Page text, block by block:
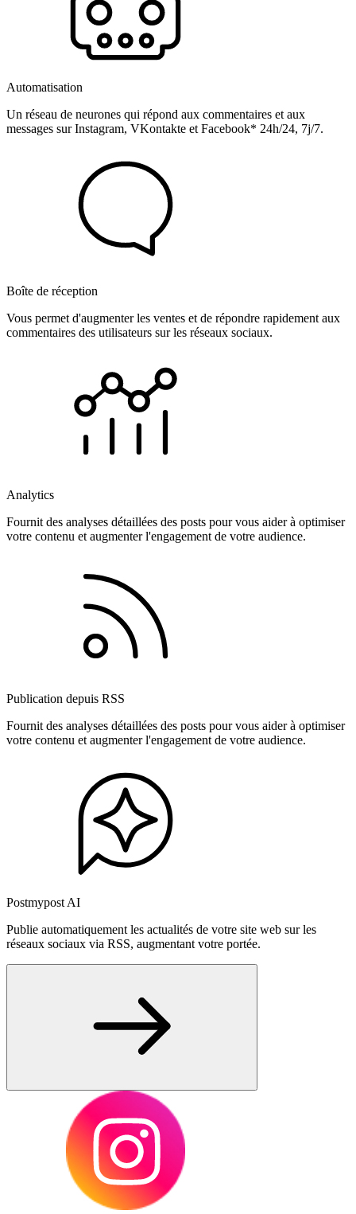
Automatisation
Un réseau de neurones qui répond aux commentaires et aux
messages sur Instagram, VKontakte et Facebook* 24h/24, 7j/7.
Boîte de réception
Vous permet d'augmenter les ventes et de répondre rapidement aux
commentaires des utilisateurs sur les réseaux sociaux.
Analytics
Fournit des analyses détaillées des posts pour vous aider à optimiser
votre contenu et augmenter l'engagement de votre audience.
Publication depuis RSS
Fournit des analyses détaillées des posts pour vous aider à optimiser
votre contenu et augmenter l'engagement de votre audience.
Postmypost AI
Publie automatiquement les actualités de votre site web sur les
réseaux sociaux via RSS, augmentant votre portée.